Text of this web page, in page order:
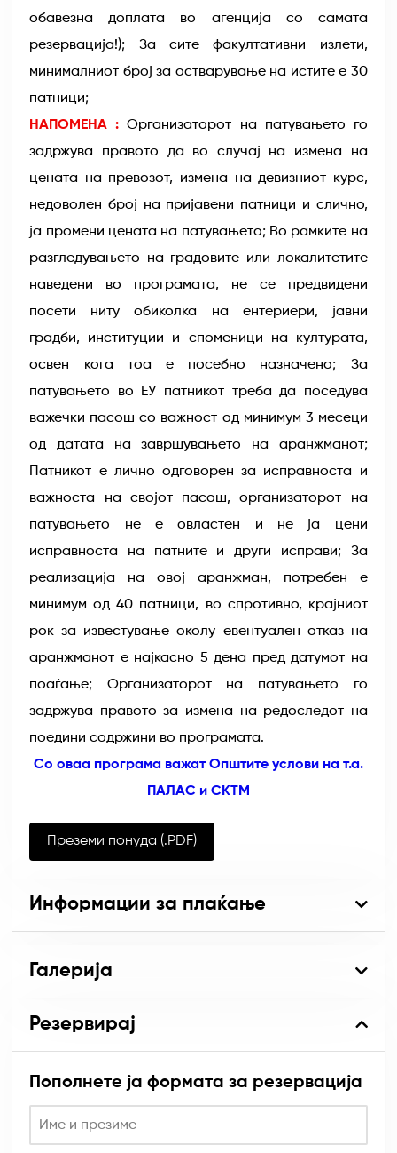
обавезна доплата во агенција со самата
резервација!); За сите факултативни излети,
минималниот број за остварување на истите е 30
патници;
НАПОМЕНА : Организаторот на патувањето го
задржува правото да во случај на измена на
цената на превозот, измена на девизниот курс,
недоволен број на пријавени патници и слично,
ја промени цената на патувањето; Во рамките на
разгледувањето на градовите или локалитетите
наведени во програмата, не се предвидени
посети ниту обиколка на ентериери, јавни
градби, институции и споменици на културата,
освен кога тоа е посебно назначено; За
патувањето во ЕУ патникот треба да поседува
важечки пасош со важност од минимум 3 месеци
од датата на завршувањето на аранжманот;
Патникот е лично одговорен за исправноста и
важноста на својот пасош, организаторот на
патувањето не е овластен и не ја цени
исправноста на патните и други исправи; За
реализација на овој аранжман, потребен е
минимум од 40 патници, во спротивно, крајниот
рок за известување околу евентуален отказ на
аранжманот е најкасно 5 дена пред датумот на
поаѓање; Организаторот на патувањето го
задржува правото за измена на редоследот на
поедини содржини во програмата.
Со оваа програма важат Општите услови на т.а.
ПАЛАС и СКТМ
Преземи понуда (.PDF)
Информации за плаќање
Галерија
Резервирај
Пополнете ја формата за резервација
Име и презиме